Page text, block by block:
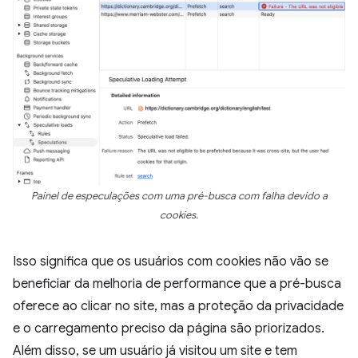
Painel de especulações com uma pré-busca com falha devido a
cookies.
Isso significa que os usuários com cookies não vão se
beneficiar da melhoria de performance que a pré-busca
oferece ao clicar no site, mas a proteção da privacidade
e o carregamento preciso da página são priorizados.
Além disso, se um usuário já visitou um site e tem